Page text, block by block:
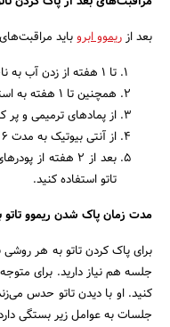
بعد ازریموو ابروباید
تا 1 هفته از زدن آب به ناحیه ریموو شده خودداری کنید.
همچنین تا 1 هفته به استخر و سونا نروید.
از پمادهای ترمیمی و پر
از آنتی بیوتیک به مدت 6 روز استفاده کنید و بخورید.
بعد از 2 هفته از
تاتو استفاده کنید.
مدت زمان پاک شدن ریموو تاتو
جلسه هم نیاز دارید. برای
کنید. او با دیدن تاتو حدس
جلسات به عوامل زیر بستگی